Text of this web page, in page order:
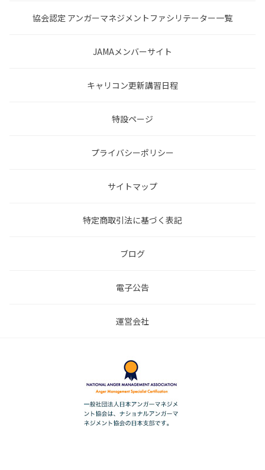
協会認定 アンガーマネジメントファシリテーター一覧
JAMAメンバーサイト
キャリコン更新講習日程
特設ページ
プライバシーポリシー
サイトマップ
特定商取引法に基づく表記
ブログ
電子公告
運営会社